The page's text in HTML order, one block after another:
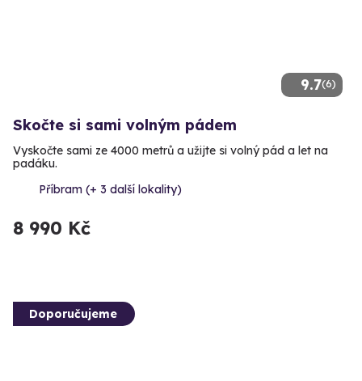
9.7(6)
Skočte si sami volným pádem
Vyskočte sami ze 4000 metrů a užijte si volný pád a let na
padáku.
Příbram (+ 3 další lokality)
8 990 Kč
Doporučujeme